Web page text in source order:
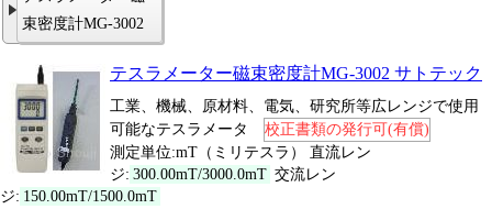
束密度計MG-3002
テスラメーター磁束密度計MG-3002 サトテック
工業、機械、原材料、電気、研究所等広レンジで使用
可能なテスラメータ
校正書類の発行可(有償)
測定単位:mT（ミリテスラ） 直流レン
ジ: 300.00mT/3000.0mT 交流レン
ジ: 150.00mT/1500.0mT